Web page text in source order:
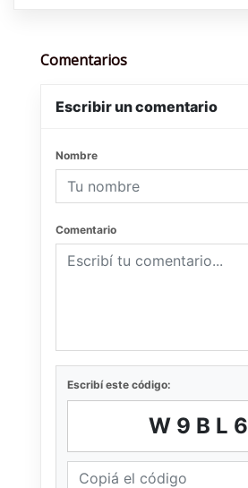
Comentarios
Escribir un comentario
Nombre
Comentario
Escribí este código:
W9BL6